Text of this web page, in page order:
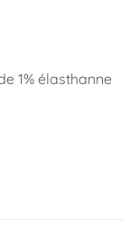
1% élasthanne